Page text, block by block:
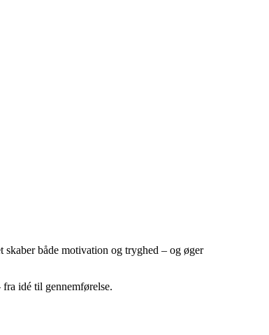
både motivation og tryghed – og øger
idé til gennemførelse.